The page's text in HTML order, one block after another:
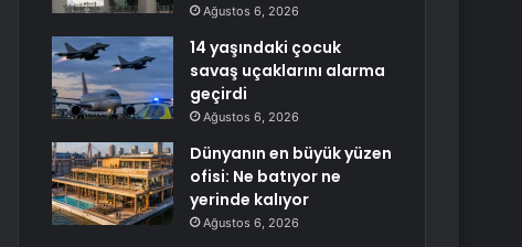
Ağustos 6, 2026
14 yaşındaki çocuk
savaş uçaklarını alarma
geçirdi
Ağustos 6, 2026
Dünyanın en büyük yüzen
ofisi: Ne batıyor ne
yerinde kalıyor
Ağustos 6, 2026